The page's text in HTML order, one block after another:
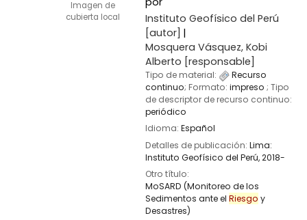
Imagen de
cubierta local
Instituto Geofísico del Perú
[autor]
Mosquera Vásquez, Kobi
Alberto [responsable]
Tipo de material:
Recurso
continuo; Formato: impreso ; Tipo
de descriptor de recurso continuo:
periódico
Idioma: Español
Detalles de publicación: Lima:
Instituto Geofísico del Perú,2018-
Otro título:
MoSARD (Monitoreo de los
Sedimentos ante el Riesgo y
Desastres)